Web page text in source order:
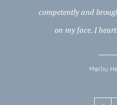
competently and
on my face. I
Marliu